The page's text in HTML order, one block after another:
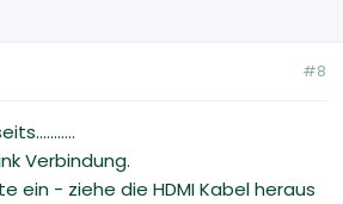
#8
Verbindung.
ein - ziehe die HDMI Kabel heraus